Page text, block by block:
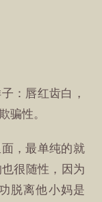
：唇红齿白，
骗性。
，最单纯的就
很随性，因为
脱离他小妈是